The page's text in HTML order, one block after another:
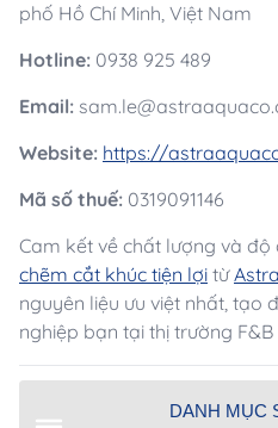
phố Hồ Chí Minh, Việt Nam
Hotline: 0938 925 489
Email:
Website: https://
Mã số thuế: 0319091146
Cam kết về chất lượng và
chẽm cắt khúc tiện lợi từ
nguyên liệu ưu việt nhất, tạo
nghiệp bạn tại thị trường F&B
DANH MỤC